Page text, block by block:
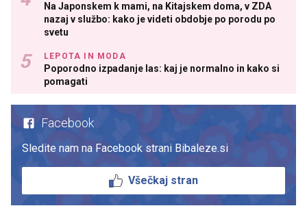
Na Japonskem k mami, na Kitajskem doma, v ZDA
nazaj v službo: kako je videti obdobje po porodu po
svetu
LEPOTA IN MODA
Poporodno izpadanje las: kaj je normalno in kako si
pomagati
Facebook
Sledite nam na Facebook strani Bibaleze.si
Všečkaj stran